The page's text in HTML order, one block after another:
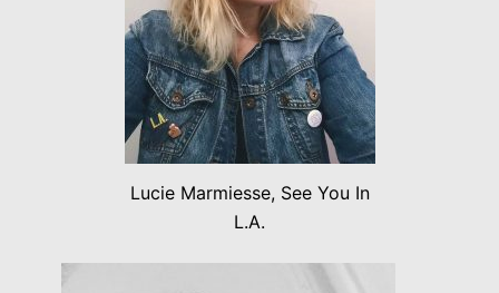
Lucie Marmiesse, See You In
L.A.